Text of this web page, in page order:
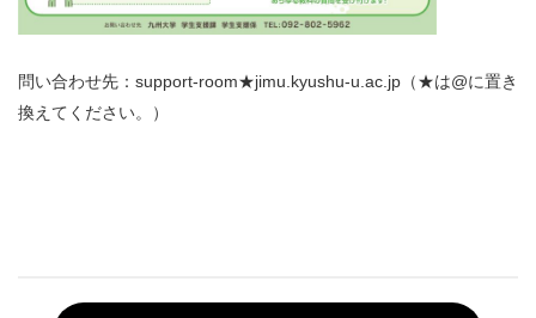
問い合わせ先：support-room★jimu.kyushu-u.ac.jp（★は@に置き
換えてください。）